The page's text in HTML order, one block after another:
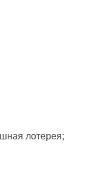
лотерея;